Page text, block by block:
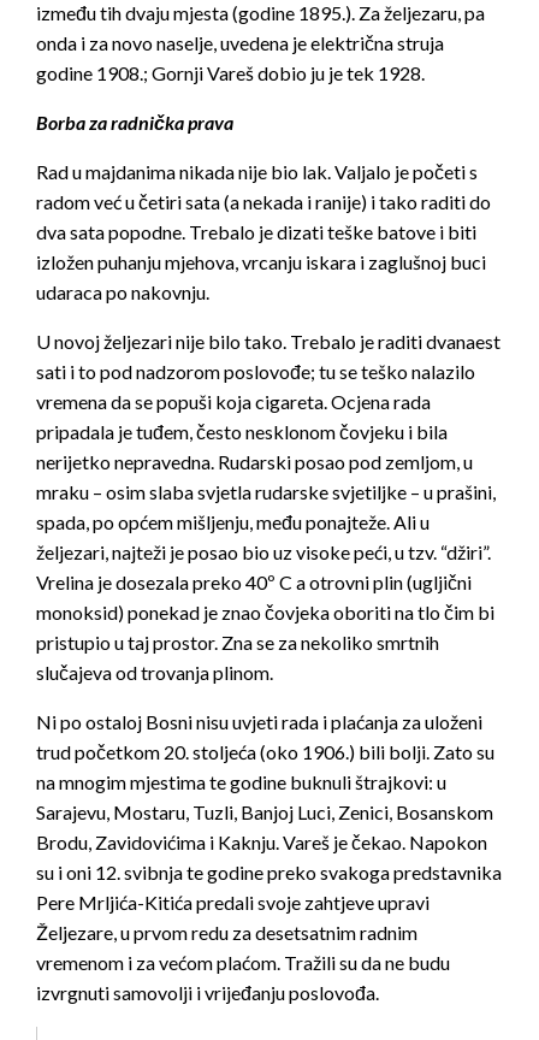
između tih dvaju mjesta (godine 1895.). Za željezaru, pa
onda i za novo naselje, uvedena je električna struja
godine 1908.; Gornji Vareš dobio ju je tek 1928.
Borba za radnička prava
Rad u majdanima nikada nije bio lak. Valjalo je početi s
radom već u četiri sata (a nekada i ranije) i tako raditi do
dva sata popodne. Trebalo je dizati teške batove i biti
izložen puhanju mjehova, vrcanju iskara i zaglušnoj buci
udaraca po nakovnju.
U novoj željezari nije bilo tako. Trebalo je raditi dvanaest
sati i to pod nadzorom poslovođe; tu se teško nalazilo
vremena da se popuši koja cigareta. Ocjena rada
pripadala je tuđem, često nesklonom čovjeku i bila
nerijetko nepravedna. Rudarski posao pod zemljom, u
mraku – osim slaba svjetla rudarske svjetiljke – u prašini,
spada, po općem mišljenju, među ponajteže. Ali u
željezari, najteži je posao bio uz visoke peći, u tzv. “džiri”.
Vrelina je dosezala preko 40º C a otrovni plin (ugljični
monoksid) ponekad je znao čovjeka oboriti na tlo čim bi
pristupio u taj prostor. Zna se za nekoliko smrtnih
slučajeva od trovanja plinom.
Ni po ostaloj Bosni nisu uvjeti rada i plaćanja za uloženi
trud početkom 20. stoljeća (oko 1906.) bili bolji. Zato su
na mnogim mjestima te godine buknuli štrajkovi: u
Sarajevu, Mostaru, Tuzli, Banjoj Luci, Zenici, Bosanskom
Brodu, Zavidovićima i Kaknju. Vareš je čekao. Napokon
su i oni 12. svibnja te godine preko svakoga predstavnika
Pere Mrljića-Kitića predali svoje zahtjeve upravi
Željezare, u prvom redu za desetsatnim radnim
vremenom i za većom plaćom. Tražili su da ne budu
izvrgnuti samovolji i vrijeđanju poslovođa.